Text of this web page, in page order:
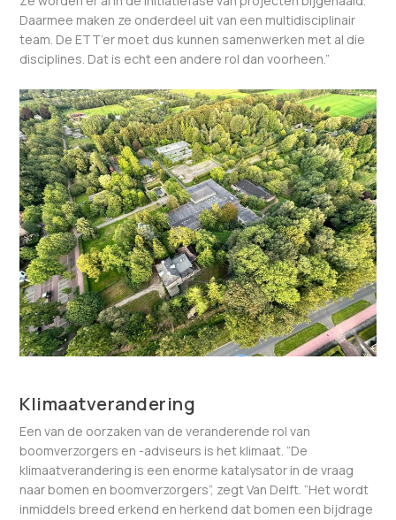
Daarmee maken ze onderdeel uit van een multidisciplinair
team. De ETT’er moet dus kunnen samenwerken met al die
disciplines. Dat is echt een andere rol dan voorheen.”
Klimaatverandering
Een van de oorzaken van de veranderende rol van
boomverzorgers en -adviseurs is het klimaat. “De
klimaatverandering is een enorme katalysator in de vraag
naar bomen en boomverzorgers”, zegt Van Delft. “Het wordt
inmiddels breed erkend en herkend dat bomen een bijdrage